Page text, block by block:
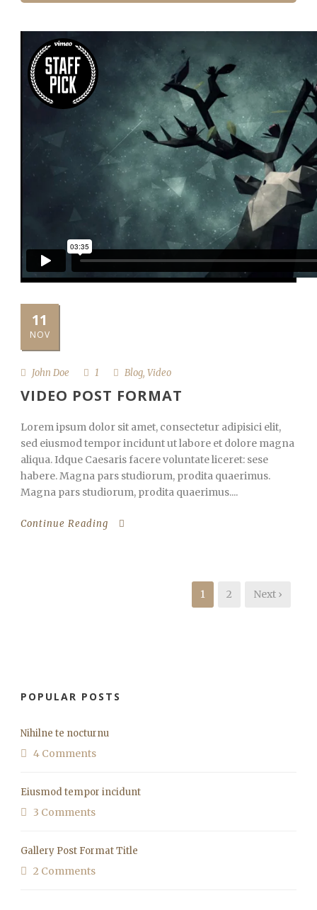
11
NOV
John Doe 1 Blog, Video
VIDEO POST FORMAT
Lorem ipsum dolor sit amet, consectetur adipisici elit,
sed eiusmod tempor incidunt ut labore et dolore magna
aliqua. Idque Caesaris facere voluntate liceret: sese
habere. Magna pars studiorum, prodita quaerimus.
Magna pars studiorum, prodita quaerimus....
Continue Reading
1 2 Next ›
POPULAR POSTS
Nihilne te nocturnu
4 Comments
Eiusmod tempor incidunt
3 Comments
Gallery Post Format Title
2 Comments